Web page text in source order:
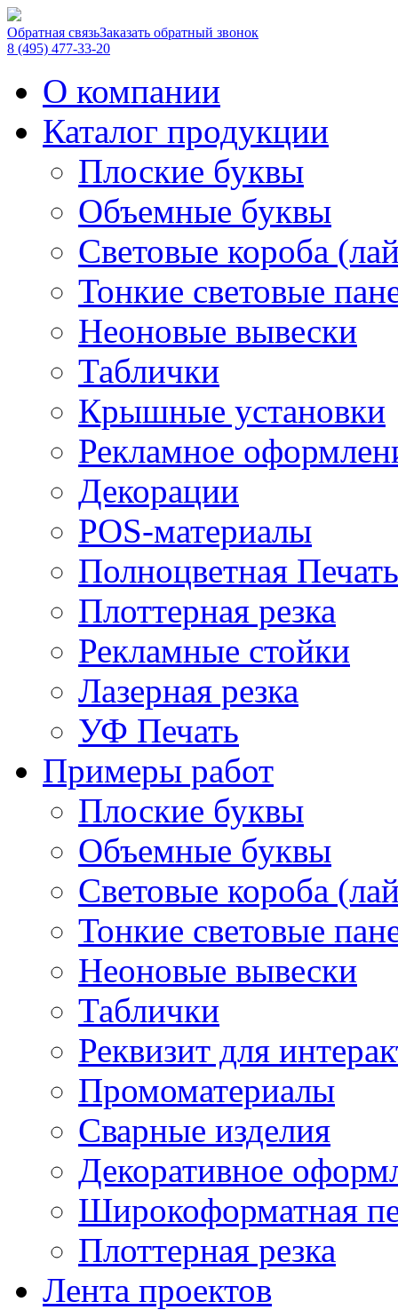
Обратная связьЗаказать обратный звонок
8 (495) 477-33-20
О компании
Каталог продукции
Плоские буквы
Объемные буквы
Световые короба
Тонкие световые
Неоновые вывески
Таблички
Крышные установки
Рекламное
Декорации
POS-материалы
Полноцветная Печать
Плоттерная резка
Рекламные стойки
Лазерная резка
УФ Печать
Примеры работ
Плоские буквы
Объемные буквы
Световые короба
Тонкие световые
Неоновые вывески
Таблички
Реквизит для
Промоматериалы
Сварные изделия
Декоративное
Широкоформатная
Плоттерная резка
Лента проектов